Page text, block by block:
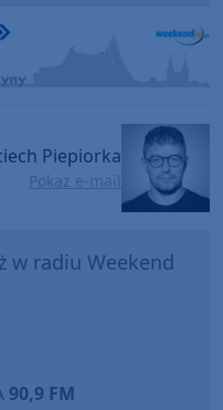
Piepiorka
Pokaż e-mail
w radiu Weekend
90,9 FM